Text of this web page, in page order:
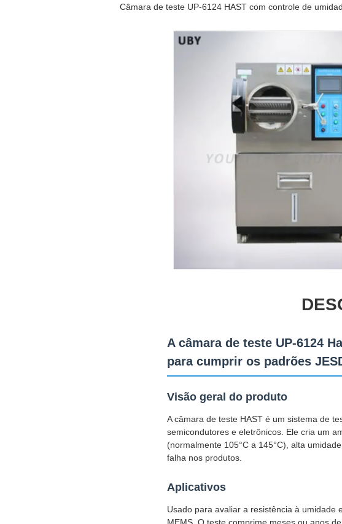
Câmara de teste UP-6124 HAST com controle de
A câmara de teste UP-6124
para cumprir os padrões
Visão geral do produto
A câmara de teste HAST é um sistema de
semicondutores e eletrônicos. Ele cria um
(normalmente 105°C a 145°C), alta
falha nos produtos.
Aplicativos
Usado para avaliar a resistência à umidade
MEMS. O teste comprime meses ou anos